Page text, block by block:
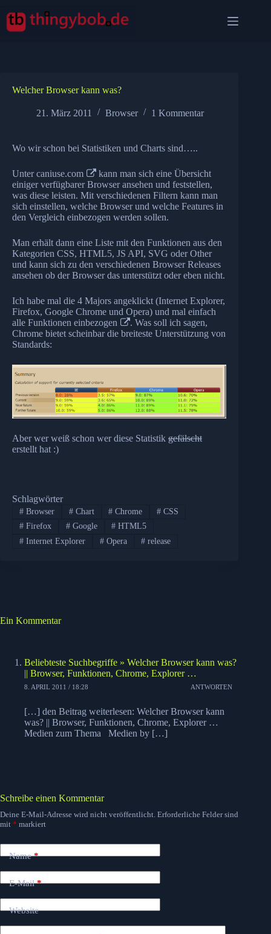
Inhalt
springen
Welcher Browser kann was?
21. März 2011 Browser 1 Kommentar
Wo wir schon bei Statistiken und Charts sind…..
Untercaniuse.com
kann man sich eine Übersicht
einiger verfügbarer Browser ansehen und feststellen,
was diese leisten. Mit verschiedenen Filtern kann man
sich einstellen, welche Browser und welche Features in
den Vergleich einbezogen werden sollen.
Man erhält dann eine Liste mit den Funktionen aus den
Kategorien CSS, HTML5, JS API, SVG oder Other
und kann sich zu den verschiedenen Browser Releases
ansehen ob der Browser das unterstützt oder eben nicht.
Ich habe mal die 4 Majors angeklickt (Internet Explorer,
Firefox, Google Chrome und Opera) und mal einfach
alle Funktionen einbezogen
. Was soll ich sagen,
Chrome bietet scheinbar die breiteste Unterstützung von
Standards:
Aber wer weiß schon wer diese Statistik gefälscht
erstellt hat :)
Schlagwörter
#Browser #Chart # Chrome # CSS
#Firefox #Google # HTML5
#Internet Explorer #Opera # release
Ein Kommentar
Beliebteste Suchbegriffe » Welcher Browser kann was?
|| Browser, Funktionen, Chrome, Explorer …
8. APRIL 2011 / 18:28 ANTWORTEN
[…] den Beitrag weiterlesen: Welcher Browser kann
was? || Browser, Funktionen, Chrome, Explorer …
Medien zum Thema Medien by […]
Schreibe einen Kommentar
Deine E-Mail-Adresse wird nicht veröffentlicht. Erforderliche Felder sind
mit * markiert
Name*
E-Mail*
Website